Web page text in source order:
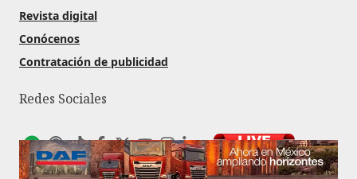
Revista digital
Conócenos
Contratación de publicidad
Redes Sociales